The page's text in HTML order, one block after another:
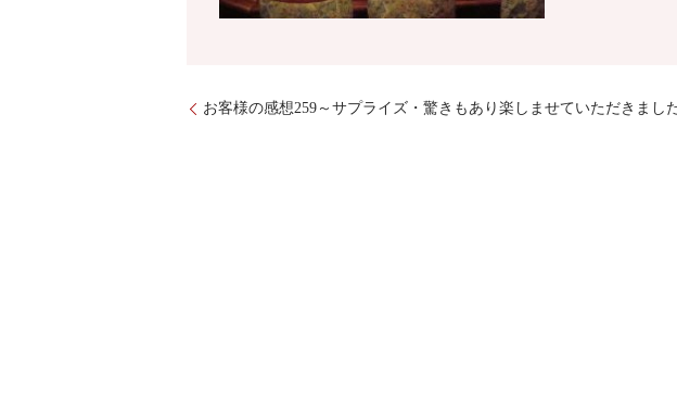
お客様の感想259～サプライズ・驚きもあり楽しませていただきまし